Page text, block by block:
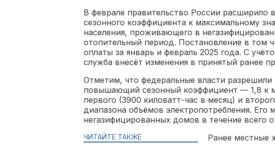
В феврале правительство России расширило
сезонного коэффициента к максимальному
населения, проживающего в
отопительный период. Постановление в том
оплаты за январь и февраль 2025 года. С
служба внесёт изменения в принятый ранее
Отметим, что федеральные власти
повышающий сезонный коэффициент — 1,8 к
первого (3900 киловатт-час в месяц) и
диапазона объёмов электропотребления.
негазифицированных домов в течение всего
ЧИТАЙТЕ ТАКЖЕ Ранее местные